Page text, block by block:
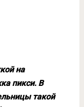
на
пикси. В
такой